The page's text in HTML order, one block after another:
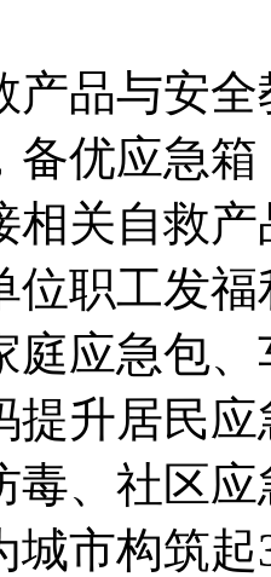
产品与安
备优应急
相关自救
位职工发
庭应急包
提升居民
毒、社区
城市构筑